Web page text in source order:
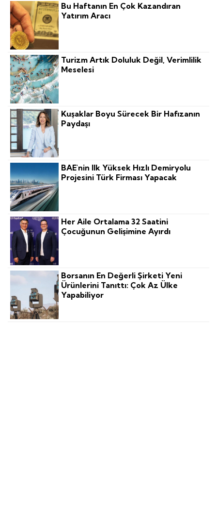
Bu Haftanın En Çok Kazandıran
Yatırım Aracı
Turizm Artık Doluluk Değil, Verimlilik
Meselesi
Kuşaklar Boyu Sürecek Bir Hafızanın
Paydaşı
BAE'nin Ilk Yüksek Hızlı Demiryolu
Projesini Türk Firması Yapacak
Her Aile Ortalama 32 Saatini
Çocuğunun Gelişimine Ayırdı
Borsanın En Değerli Şirketi Yeni
Ürünlerini Tanıttı: Çok Az Ülke
Yapabiliyor